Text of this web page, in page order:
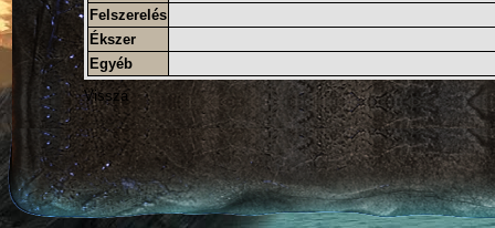
Felszerelés
Ékszer
Egyéb
Vissza